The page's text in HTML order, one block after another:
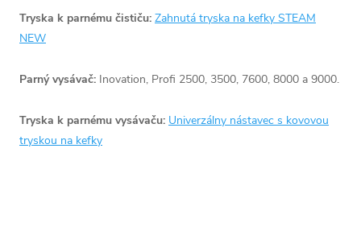
Tryska k parnému čističu: Zahnutá tryska na kefky STEAM
NEW
Parný vysávač: Inovation, Profi 2500, 3500, 7600, 8000 a 9000.
Tryska k parnému vysávaču: Univerzálny nástavec s kovovou
tryskou na kefky